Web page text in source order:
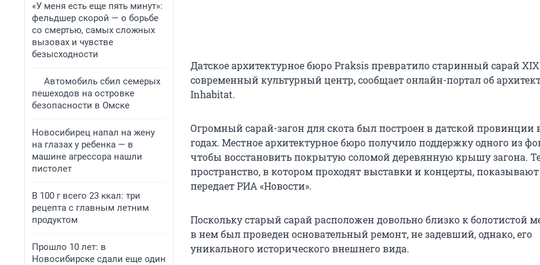
«У меня есть еще пять минут»:
фельдшер скорой — о борьбе
со смертью, самых сложных
вызовах и чувстве
безысходности
Автомобиль сбил семерых
пешеходов на островке
безопасности в Омске
Новосибирец напал на жену
на глазах у ребенка — в
машине агрессора нашли
пистолет
В 100 г всего 23 ккал: три
рецепта с главным летним
продуктом
Прошло 10 лет: в
Новосибирске сдали еще один
Датское архитектурное бюро Praksis превратило старинный сарай
современный культурный центр, сообщает онлайн-портал об
Inhabitat.
Огромный сарай-загон для скота был построен в датской провинции
годах. Местное архитектурное бюро получило поддержку одного из
чтобы восстановить покрытую соломой деревянную крышу загона.
пространство, в котором проходят выставки и концерты,
передает РИА «Новости».
Поскольку старый сарай расположен довольно близко к болотистой
в нем был проведен основательный ремонт, не задевший, однако, его
уникального исторического внешнего вида.